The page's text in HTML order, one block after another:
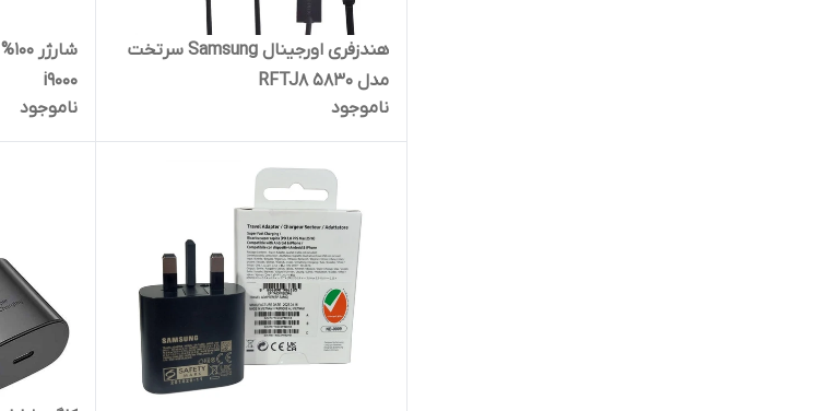
هندزفری اورجینال Samsung سرتخت
مدل 5830 RFTJ8
ناموجود
i9000
ناموجود